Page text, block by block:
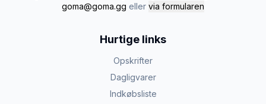
goma@goma.gg eller via formularen
Hurtige links
Opskrifter
Dagligvarer
Indkøbsliste